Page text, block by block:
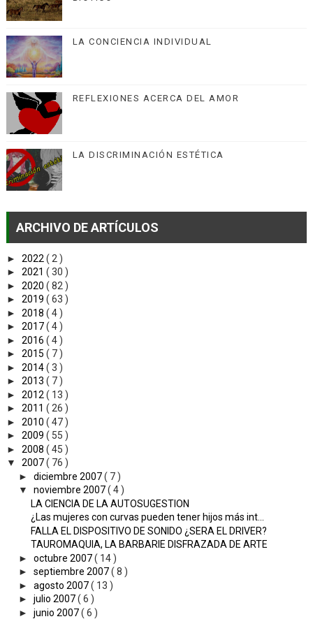
LA CONCIENCIA INDIVIDUAL
REFLEXIONES ACERCA DEL AMOR
LA DISCRIMINACIÓN ESTÉTICA
ARCHIVO DE ARTÍCULOS
► 2022 ( 2 )
► 2021 ( 30 )
► 2020 ( 82 )
► 2019 ( 63 )
► 2018 ( 4 )
► 2017( 4 )
► 2016 ( 4 )
► 2015 ( 7 )
► 2014( 3 )
► 2013 ( 7 )
► 2012 ( 13 )
► 2011 ( 26 )
► 2010 ( 47 )
► 2009 ( 55 )
► 2008 ( 45 )
▼ 2007( 76 )
► diciembre 2007( 7 )
▼ noviembre 2007( 4 )
LA CIENCIA DE LA AUTOSUGESTION
¿Las mujeres con curvas pueden tener hijos más int...
FALLA EL DISPOSITIVO DE SONIDO ¿SERA EL DRIVER?
TAUROMAQUIA, LA BARBARIE DISFRAZADA DE ARTE
► octubre 2007( 14 )
► septiembre 2007( 8 )
► agosto 2007( 13 )
► julio 2007( 6 )
► junio 2007( 6 )